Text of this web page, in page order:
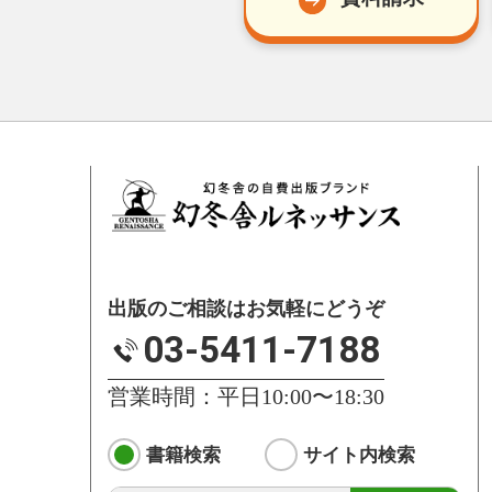
出版のご相談はお気軽にどうぞ
03-5411-7188
営業時間：平日10:00〜18:30
書籍検索 サイト内検索